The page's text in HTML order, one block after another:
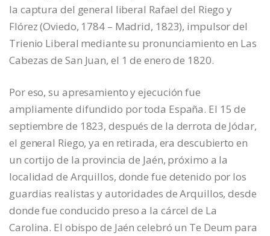
la captura del general liberal Rafael del Riego y
Flórez (Oviedo, 1784 – Madrid, 1823), impulsor del
Trienio Liberal mediante su pronunciamiento en Las
Cabezas de San Juan, el 1 de enero de 1820.
Por eso, su apresamiento y ejecución fue
ampliamente difundido por toda España. El 15 de
septiembre de 1823, después de la derrota de Jódar,
el general Riego, ya en retirada, era descubierto en
un cortijo de la provincia de Jaén, próximo a la
localidad de Arquillos, donde fue detenido por los
guardias realistas y autoridades de Arquillos, desde
donde fue conducido preso a la cárcel de La
Carolina. El obispo de Jaén celebró un Te Deum para